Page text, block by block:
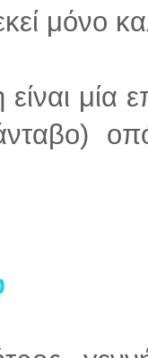
μόνο
μία